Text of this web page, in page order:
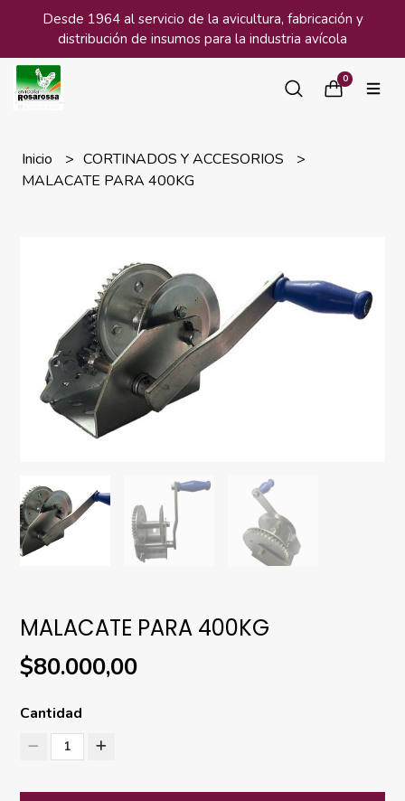
Desde 1964 al servicio de la avicultura, fabricación y
distribución de insumos para la industria avícola
0
Inicio
CORTINADOS Y ACCESORIOS
MALACATE PARA 400KG
MALACATE PARA 400KG
$80.000,00
Cantidad
1